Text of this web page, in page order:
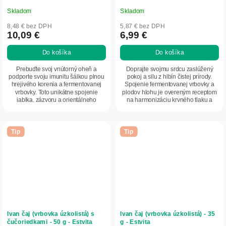
Skladom
8,48 € bez DPH
10,09 €
Do košíka
Prebuďte svoj vnútorný oheň a
podporte svoju imunitu šálkou plnou
hrejivého korenia a fermentovanej
vrbovky. Toto unikátne spojenie
jablka, zázvoru a orientálneho
Skladom
5,87 € bez DPH
6,99 €
Do košíka
Doprajte svojmu srdcu zaslúžený
pokoj a silu z hlbín čistej prírody.
Spojenie fermentovanej vrbovky a
plodov hlohu je overeným receptom
na harmonizáciu krvného tlaku a
Tip
Ivan čaj (vrbovka úzkolistá) s
čučoriedkami - 50 g - Estvita
Tip
Ivan čaj (vrbovka úzkolistá) - 35
g - Estvita